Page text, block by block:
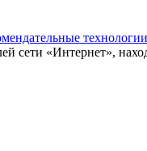
технологии
сети «Интернет»,